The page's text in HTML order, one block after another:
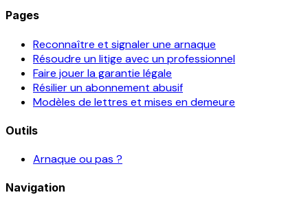
Pages
Reconnaître et signaler une arnaque
Résoudre un litige avec un professionnel
Faire jouer la garantie légale
Résilier un abonnement abusif
Modèles de lettres et mises en demeure
Outils
Arnaque ou pas ?
Navigation